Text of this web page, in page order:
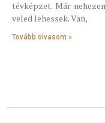
tévképzet. Már
veled lehessek. Van,
Tovább olvasom »